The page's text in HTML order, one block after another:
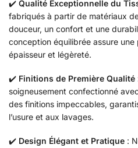
✔️ Qualité Exceptionnelle du
fabriqués à partir de matériaux
douceur, un confort et une
conception équilibrée assure
épaisseur et légèreté.
✔️ Finitions de Première Qualité
soigneusement confectionné
des finitions impeccables,
l’usure et aux lavages.
✔️ Design Élégant et Pratique :